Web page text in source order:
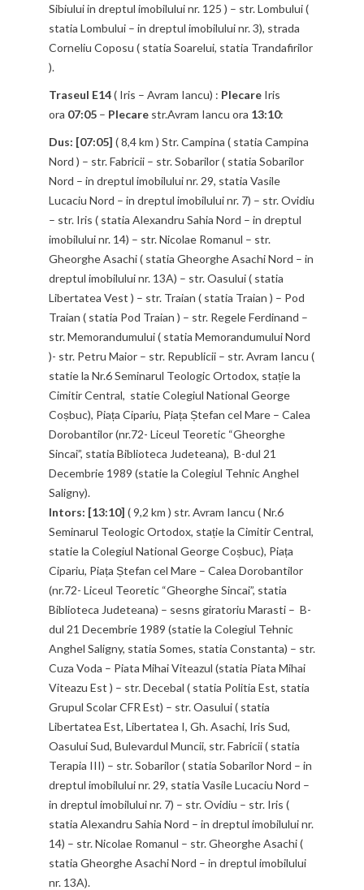
Sibiului in dreptul imobilului nr. 125 ) – str. Lombului (
statia Lombului – in dreptul imobilului nr. 3), strada
Corneliu Coposu ( statia Soarelui, statia Trandafirilor
).
Traseul E14( Iris – Avram Iancu) : PlecareIris
ora 07:05– Plecarestr.Avram Iancu ora 13:10:
Dus: [07:05] ( 8,4 km ) Str. Campina ( statia Campina
Nord ) – str. Fabricii – str. Sobarilor ( statia Sobarilor
Nord – in dreptul imobilului nr. 29, statia Vasile
Lucaciu Nord – in dreptul imobilului nr. 7) – str. Ovidiu
– str. Iris ( statia Alexandru Sahia Nord – in dreptul
imobilului nr. 14) – str. Nicolae Romanul – str.
Gheorghe Asachi ( statia Gheorghe Asachi Nord – in
dreptul imobilului nr. 13A) – str. Oasului ( statia
Libertatea Vest ) – str. Traian ( statia Traian ) – Pod
Traian ( statia Pod Traian ) – str. Regele Ferdinand –
str. Memorandumului ( statia Memorandumului Nord
)- str. Petru Maior – str. Republicii – str. Avram Iancu (
statie la Nr.6 Seminarul Teologic Ortodox, stație la
Cimitir Central, statie Colegiul National George
Coșbuc), Piața Cipariu, Piața Ștefan cel Mare – Calea
Dorobantilor (nr.72- Liceul Teoretic “Gheorghe
Sincai”, statia Biblioteca Judeteana), B-dul 21
Decembrie 1989 (statie la Colegiul Tehnic Anghel
Saligny).
Intors: [13:10] ( 9,2 km ) str. Avram Iancu ( Nr.6
Seminarul Teologic Ortodox, stație la Cimitir Central,
statie la Colegiul National George Coșbuc), Piața
Cipariu, Piața Ștefan cel Mare – Calea Dorobantilor
(nr.72- Liceul Teoretic “Gheorghe Sincai”, statia
Biblioteca Judeteana) – sesns giratoriu Marasti – B-
dul 21 Decembrie 1989 (statie la Colegiul Tehnic
Anghel Saligny, statia Somes, statia Constanta) – str.
Cuza Voda – Piata Mihai Viteazul (statia Piata Mihai
Viteazu Est ) – str. Decebal ( statia Politia Est, statia
Grupul Scolar CFR Est) – str. Oasului ( statia
Libertatea Est, Libertatea I, Gh. Asachi, Iris Sud,
Oasului Sud, Bulevardul Muncii, str. Fabricii ( statia
Terapia III) – str. Sobarilor ( statia Sobarilor Nord – in
dreptul imobilului nr. 29, statia Vasile Lucaciu Nord –
in dreptul imobilului nr. 7) – str. Ovidiu – str. Iris (
statia Alexandru Sahia Nord – in dreptul imobilului nr.
14) – str. Nicolae Romanul – str. Gheorghe Asachi (
statia Gheorghe Asachi Nord – in dreptul imobilului
nr. 13A).